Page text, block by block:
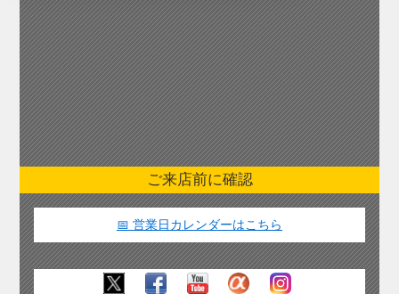
ご来店前に確認
📅 営業日カレンダーはこちら